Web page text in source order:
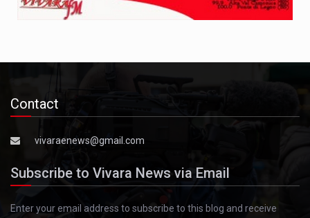
Contact
vivaraenews@gmail.com
Subscribe to Vivara News via Email
Enter your email address to subscribe to this blog and receive